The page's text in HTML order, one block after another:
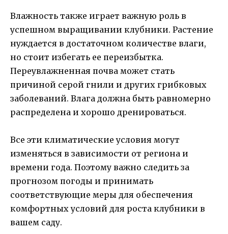
Влажность также играет важную роль в
успешном выращивании клубники. Растение
нуждается в достаточном количестве влаги,
но стоит избегать ее переизбытка.
Переувлажненная почва может стать
причиной серой гнили и других грибковых
заболеваний. Влага должна быть равномерно
распределена и хорошо дренироваться.
Все эти климатические условия могут
изменяться в зависимости от региона и
времени года. Поэтому важно следить за
прогнозом погоды и принимать
соответствующие меры для обеспечения
комфортных условий для роста клубники в
вашем саду.